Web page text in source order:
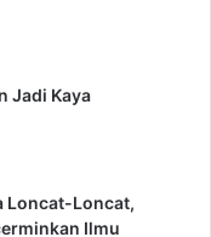
Jadi Kaya
Loncat-Loncat,
Ilmu